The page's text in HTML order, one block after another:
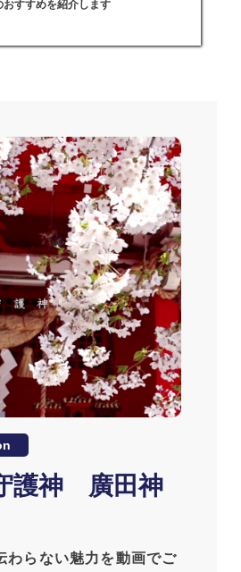
おすすめを紹介します
護神 廣田神
わらない魅力を動画でご